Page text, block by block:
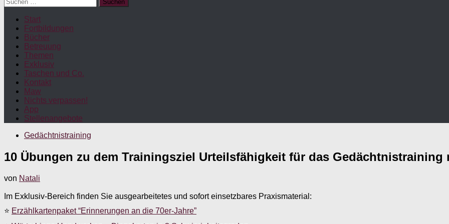
nach:
Start
Fortbildungen
Bücher
Betreuung
Themen
Exklusiv
Taschen und Co.
Kontakt
Maw
Nichts verpassen!
App
Stellenangebote
Gedächtnistraining
10 Übungen zu dem Trainingsziel Urteilsfähigkeit für das Gedächtnistraining
von Natali
Im Exklusiv-Bereich finden Sie ausgearbeitetes und sofort einsetzbares Praxismaterial:
⭐ Erzählkartenpaket “Erinnerungen an die 70er-Jahre”